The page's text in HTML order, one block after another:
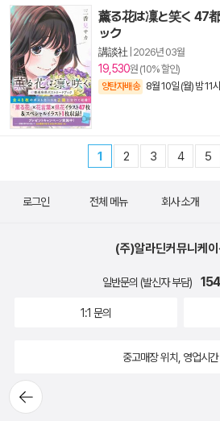
薰る花は凜と笑く 47
ック
講談社 2026년 03월
19,530원 (10% 할인)
양탄자배송 8월 10일 (월) 밤 11시
1 2 3 4 5
뒤로가
기
로그인 전체 메뉴 회사 소개
(주)알라딘커뮤니케이
일반문의 (발신자 부담)
1:1 문의
중고매장 위치, 영업시